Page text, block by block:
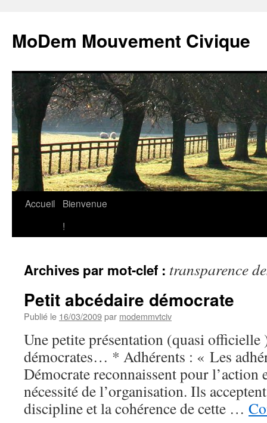
MoDem Mouvement Civique
Aller
Accueil
Bienvenue
!
Archives par mot-clef : transparence
Petit abcédaire démocrate
Publié le 16/03/2009par modemmvtciv
Une petite présentation (quasi officielle
démocrates… * Adhérents : « Les
Démocrate reconnaissent pour l’action
nécessité de l’organisation. Ils
discipline et la cohérence de cette …